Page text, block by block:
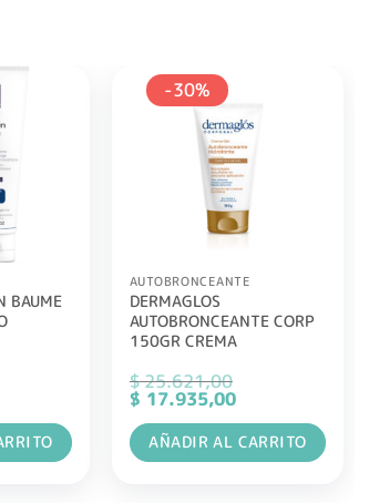
BAUME
-30%
AUTOBRONCEANTE
DERMAGLOS
AUTOBRONCEANTE CORP
150GR CREMA
$25.621,00
El
precio
original
era:
$ 25.621,00.
$ 17.935,00El
precio
actual
es:
$ 17.935,00.
AÑADIR AL CARRITO